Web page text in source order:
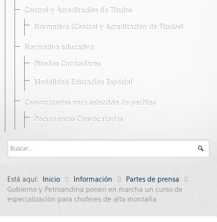
Control y Acreditación de Títulos
Normativa (Control y Acreditación de Títulos)
Normativa educativa
Diseños Curriculares
Modalidad Educación Especial
Convocatorias para selección de perfiles
Documentos Convocatorias
Está aquí: Inicio Información
Partes de prensa
Gobierno y Petroandina ponen en marcha un curso de
especialización para choferes de alta montaña